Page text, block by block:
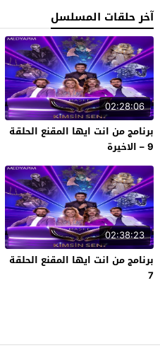
آخر حلقات المسلسل
02:28:06
برنامج من انت ايها المقنع الحلقة
9 – الاخيرة
02:38:23
برنامج من انت ايها المقنع الحلقة
7